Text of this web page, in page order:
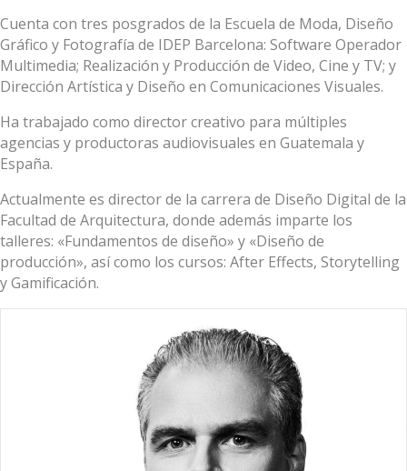
Cuenta con tres posgrados de la Escuela de Moda, Diseño
Gráfico y Fotografía de IDEP Barcelona: Software Operador
Multimedia; Realización y Producción de Video, Cine y TV; y
Dirección Artística y Diseño en Comunicaciones Visuales.
Ha trabajado como director creativo para múltiples
agencias y productoras audiovisuales en Guatemala y
España.
Actualmente es director de la carrera de Diseño Digital de la
Facultad de Arquitectura, donde además imparte los
talleres: «Fundamentos de diseño» y «Diseño de
producción», así como los cursos: After Effects, Storytelling
y Gamificación.